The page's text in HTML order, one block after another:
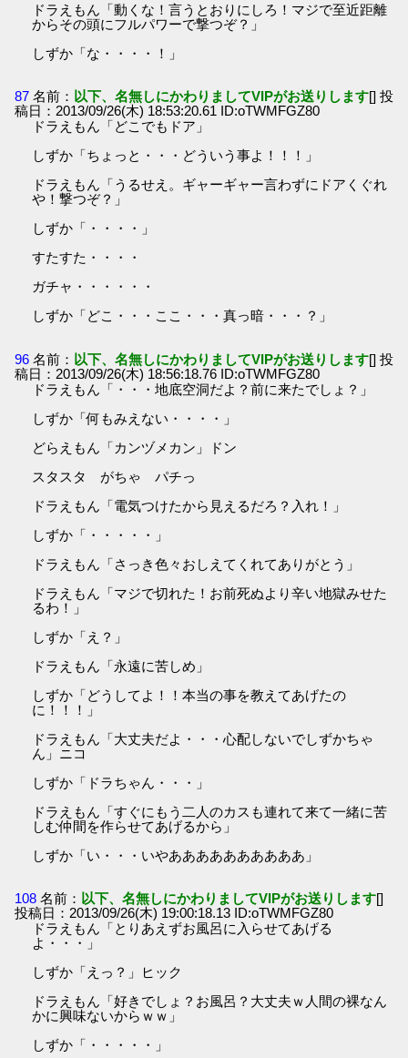
ドラえもん「動くな！言うとおりにしろ！マジで至近距離
からその頭にフルパワーで撃つぞ？」
しずか「な・・・・！」
87 名前： 以下、名無しにかわりましてVIPがお送りします[] 投
稿日：2013/09/26(木) 18:53:20.61 ID:oTWMFGZ80
ドラえもん「どこでもドア」
しずか「ちょっと・・・どういう事よ！！！」
ドラえもん「うるせえ。ギャーギャー言わずにドアくぐれ
や！撃つぞ？」
しずか「・・・・」
すたすた・・・・
ガチャ・・・・・・
しずか「どこ・・・ここ・・・真っ暗・・・？」
96 名前： 以下、名無しにかわりましてVIPがお送りします[] 投
稿日：2013/09/26(木) 18:56:18.76 ID:oTWMFGZ80
ドラえもん「・・・地底空洞だよ？前に来たでしょ？」
しずか「何もみえない・・・・」
どらえもん「カンヅメカン」ドン
スタスタ がちゃ パチっ
ドラえもん「電気つけたから見えるだろ？入れ！」
しずか「・・・・・」
ドラえもん「さっき色々おしえてくれてありがとう」
ドラえもん「マジで切れた！お前死ぬより辛い地獄みせた
るわ！」
しずか「え？」
ドラえもん「永遠に苦しめ」
しずか「どうしてよ！！本当の事を教えてあげたの
に！！！」
ドラえもん「大丈夫だよ・・・心配しないでしずかちゃ
ん」ニコ
しずか「ドラちゃん・・・」
ドラえもん「すぐにもう二人のカスも連れて来て一緒に苦
しむ仲間を作らせてあげるから」
しずか「い・・・いやああああああああああ」
108 名前： 以下、名無しにかわりましてVIPがお送りします[]
投稿日：2013/09/26(木) 19:00:18.13 ID:oTWMFGZ80
ドラえもん「とりあえずお風呂に入らせてあげる
よ・・・」
しずか「えっ？」ヒック
ドラえもん「好きでしょ？お風呂？大丈夫ｗ人間の裸なん
かに興味ないからｗｗ」
しずか「・・・・・」